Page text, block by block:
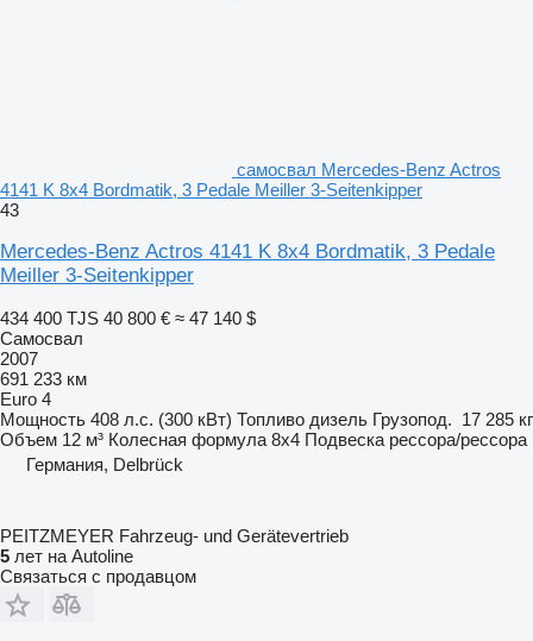
самосвал Mercedes-Benz Actros
4141 K 8x4 Bordmatik, 3 Pedale Meiller 3-Seitenkipper
43
Mercedes-Benz Actros 4141 K 8x4 Bordmatik, 3 Pedale
Meiller 3-Seitenkipper
434 400 TJS 40 800 € ≈ 47 140 $
Самосвал
2007
691 233 км
Euro 4
Мощность 408 л.с. (300 кВт) Топливо дизель Грузопод. 17 285 кг
Объем 12 м³ Колесная формула 8x4 Подвеска рессора/рессора
Германия, Delbrück
PEITZMEYER Fahrzeug- und Gerätevertrieb
5 лет на Autoline
Связаться с продавцом